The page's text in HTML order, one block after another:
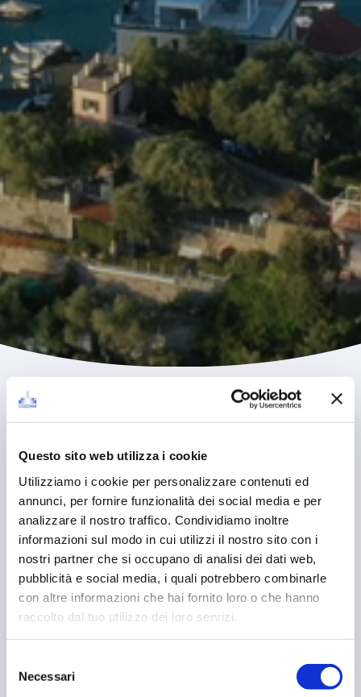
Questo sito web utilizza i cookie
Utilizziamo i cookie per personalizzare contenuti ed
annunci, per fornire funzionalità dei social media e per
analizzare il nostro traffico. Condividiamo inoltre
informazioni sul modo in cui utilizzi il nostro sito con i
nostri partner che si occupano di analisi dei dati web,
pubblicità e social media, i quali potrebbero combinarle
con altre informazioni che hai fornito loro o che hanno
raccolto dal tuo utilizzo dei loro servizi.
delNecessari